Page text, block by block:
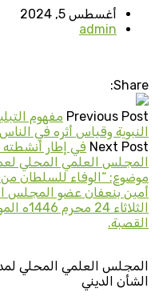
أغسطس 5, 2024
admin
Share:
Previous Post مفهوم
النبوية وقياس أثره في الناس
Next Post في إطار أنشطته
المجلس العلمي المحلي
موضوع: “الوفاء للسلطان
أمين بنعفان عضو المجلس
القصبة.
المجلس العلمي المحلي
الشأن الديني